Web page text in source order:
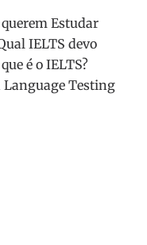
Estudar
IELTS devo
é o IELTS?
Testing